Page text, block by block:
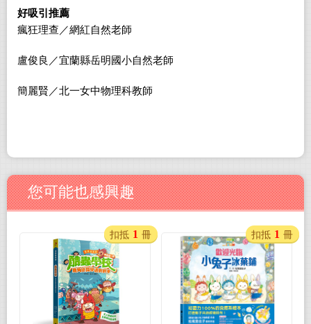
好吸引推薦
瘋狂理查／網紅自然老師
盧俊良／宜蘭縣岳明國小自然老師
簡麗賢／北一女中物理科教師
您可能也感興趣
扣抵 1 冊 扣抵 1 冊